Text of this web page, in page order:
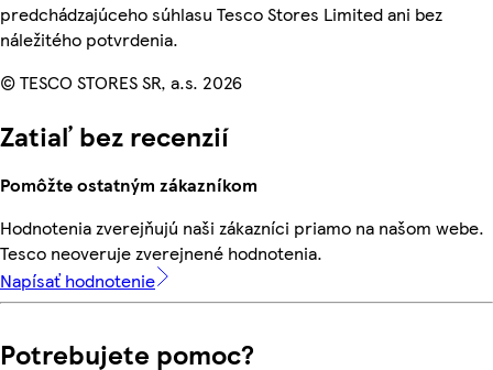
predchádzajúceho súhlasu Tesco Stores Limited ani bez
náležitého potvrdenia.
© TESCO STORES SR, a.s. 2026
Zatiaľ bez recenzií
Pomôžte ostatným zákazníkom
Hodnotenia zverejňujú naši zákazníci priamo na našom webe.
Tesco neoveruje zverejnené hodnotenia.
Napísať hodnotenie
Potrebujete pomoc?